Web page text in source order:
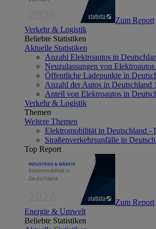
Zum Report
Verkehr & Logistik
Beliebte Statistiken
Aktuelle Statistiken
Anzahl Elektroautos in
Neuzulassungen von
Öffentliche Ladepunkte in
Anzahl der Autos in Deutschland
Anteil von Elektroautos in
Verkehr & Logistik
Themen
Weitere Themen
Elektromobilität in Deutschland -
Straßenverkehrsunfälle in
Top Report
Zum Report
Energie & Umwelt
Beliebte Statistiken